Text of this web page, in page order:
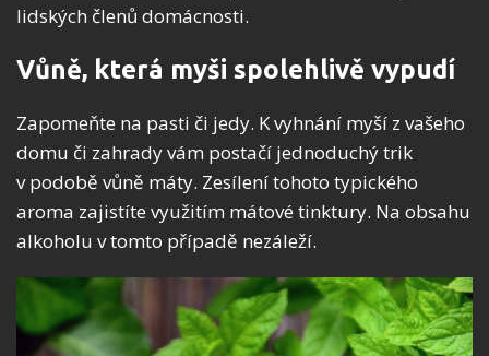
lidských členů domácnosti.
Vůně, která myši spolehlivě vypudí
Zapomeňte na pasti či jedy. K vyhnání myší z vašeho
domu či zahrady vám postačí jednoduchý trik
v podobě vůně máty. Zesílení tohoto typického
aroma zajistíte využitím mátové tinktury. Na obsahu
alkoholu v tomto případě nezáleží.